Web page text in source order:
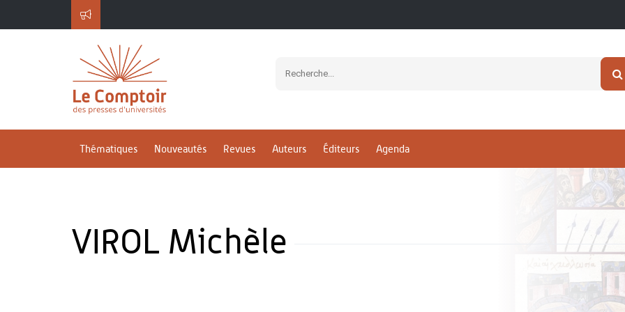
Thématiques Nouveautés Revues Auteurs Éditeurs Agenda
VIROL Michèle